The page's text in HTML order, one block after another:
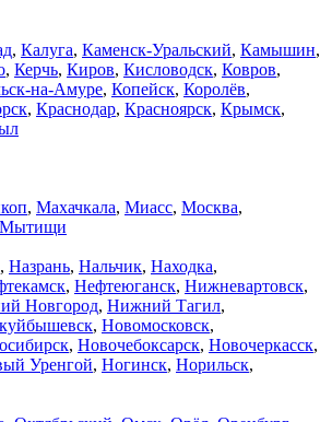
, Калуга, Каменск-Уральский, Камышин,
, Керчь, Киров, Кисловодск, Ковров,
на-Амуре, Копейск, Королёв,
, Краснодар, Красноярск, Крымск,
, Махачкала, Миасс, Москва,
Мытищи
, Назрань, Нальчик, Находка,
, Нефтеюганск, Нижневартовск,
Новгород, Нижний Тагил,
, Новомосковск,
, Новочебоксарск, Новочеркасск,
Уренгой, Ногинск, Норильск,